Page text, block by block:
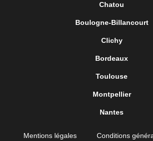
Chatou
Boulogne-Billancourt
Clichy
Bordeaux
Toulouse
Montpellier
Nantes
Mentions légales Conditions